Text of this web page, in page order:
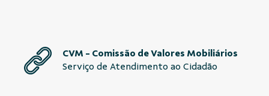
CVM - Comissão de Valores Mobiliários
Serviço de Atendimento ao Cidadão